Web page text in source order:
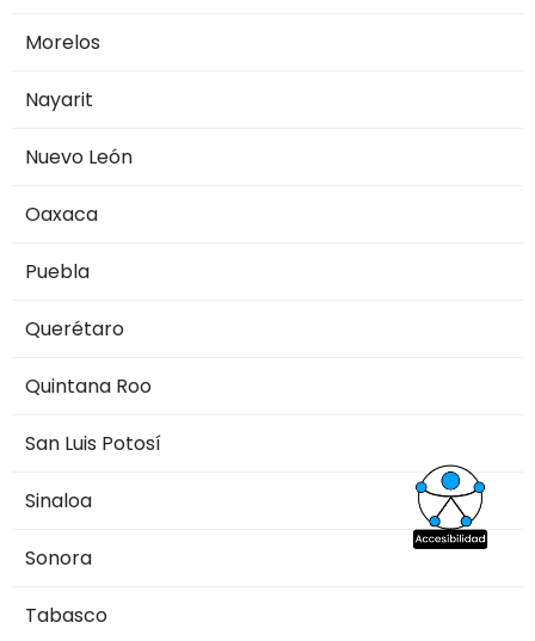
Morelos
Nayarit
Nuevo León
Oaxaca
Puebla
Querétaro
Quintana Roo
San Luis Potosí
Sinaloa
Sonora
Tabasco